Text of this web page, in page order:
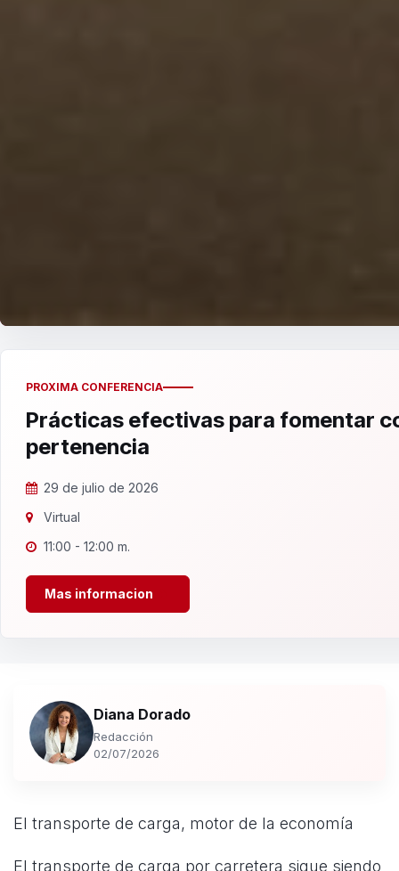
PROXIMA CONFERENCIA
Prácticas efectivas para fomentar
pertenencia
29 de julio de 2026
Virtual
11:00 - 12:00 m.
Mas informacion
Diana Dorado
Redacción
02/07/2026
El transporte de carga, motor de la economía
El transporte de carga por carretera sigue siendo